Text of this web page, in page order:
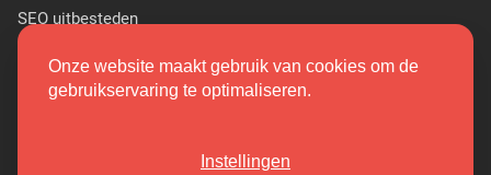
SEO uitbesteden
PR linkbuilding
(9.7/10)
Onze website maakt gebruik van cookies om de
gebruikservaring te optimaliseren.
Instellingen